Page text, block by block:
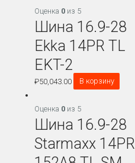
Оценка 0 из 5
Шина 16.9-28
Ekka 14PR TL
EKT-2
₽50,043.00 В корзину
Оценка 0 из 5
Шина 16.9-28
Starmaxx 14PR